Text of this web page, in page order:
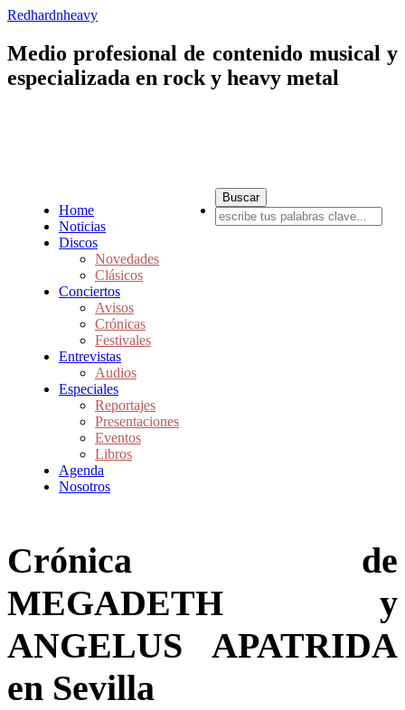
Redhardnheavy
Medio profesional de contenido musical y
especializada en rock y heavy metal
Home
Noticias
Discos
Novedades
Clásicos
Conciertos
Avisos
Crónicas
Festivales
Entrevistas
Audios
Especiales
Reportajes
Presentaciones
Eventos
Libros
Agenda
Nosotros
Crónica de
MEGADETH y
ANGELUS APATRIDA
en Sevilla